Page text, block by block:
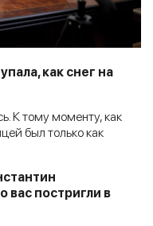
как снег на
К тому моменту, как
был только как
вас постригли в